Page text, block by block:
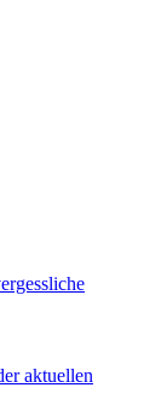
aktuellen